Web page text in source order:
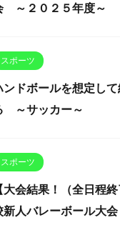
～２０２５年度～
スポーツ
ンドボールを想定し
～サッカー～
スポーツ
【大会結果！（全日程
新人バレーボール大